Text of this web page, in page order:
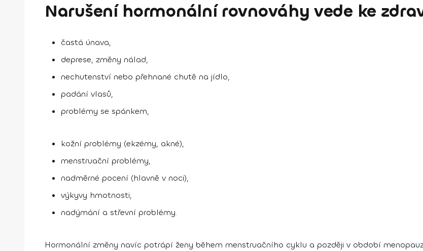
Narušení hormonální rovnováhy vede ke
častá únava,
deprese, změny nálad,
nechutenství nebo přehnané chutě na jídlo,
padání vlasů,
problémy se spánkem,
kožní problémy (ekzémy, akné),
menstruační problémy,
nadměrné pocení (hlavně v noci),
výkyvy hmotnosti,
nadýmání a střevní problémy.
Hormonální změny navíc potrápí ženy během menstruačního cyklu a později v období